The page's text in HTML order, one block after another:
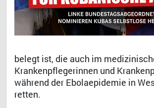
belegt ist, die auch im
Krankenpflegerinnen und
während der Ebolaepidemie in
retten.